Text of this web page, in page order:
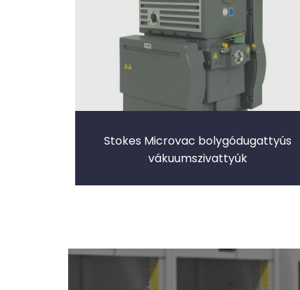
Stokes Microvac bolygódugattyús
vákuumszivattyúk